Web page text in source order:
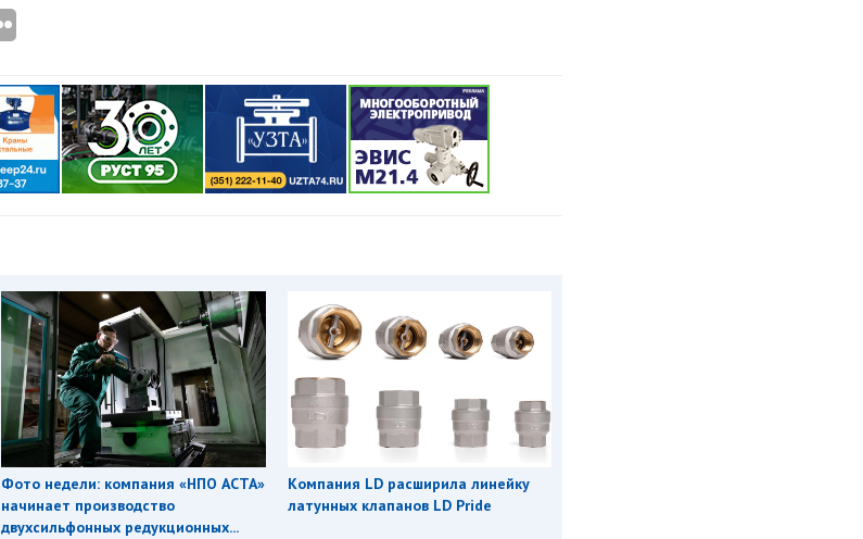
Фото недели: компания «НПО АСТА»
начинает производство
двухсильфонных редукционных...
Компания LD расширила линейку
латунных клапанов LD Pride